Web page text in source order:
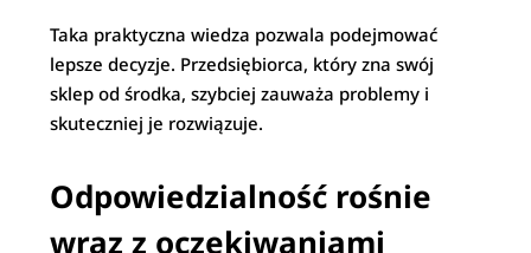
Taka praktyczna wiedza pozwala podejmować
lepsze decyzje. Przedsiębiorca, który zna swój
sklep od środka, szybciej zauważa problemy i
skuteczniej je rozwiązuje.
Odpowiedzialność rośnie
wraz z oczekiwaniami